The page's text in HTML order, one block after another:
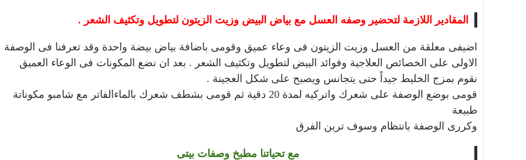
المقادير اللازمة لتحضير وصفه العسل مع بياض البيض وزيت الزيتون لتطويل وتكثيف الشعر .
اضيفى معلقة من العسل وزيت الزيتون فى وعاء عميق وقومى باضافة بياض بيضة واحدة وقد تعرفنا فى الوصفة
الاولى على الخصائص العلاجية وفوائد البيض لتطويل وتكثيف الشعر . بعد ان نضع المكونات فى الوعاء العميق
نقوم بمزج الخليط جيداً حتى يتجانس ويصبح على شكل العجينة .
قومى بوضع الوصفة على شعرك واتركيه لمدة 20 دقية ثم قومى بشطف شعرك بالماءالفاتر مع شامبو مكوناتة
طبيعة
وكررى الوصفة بانتظام وسوف ترين الفرق
مع تحياتنا مطبخ وصفات بيتى